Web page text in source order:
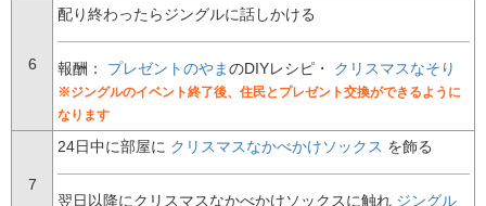
6
配り終わったらジングルに話しかける
報酬： プレゼントのやまのDIYレシピ・ クリスマスなそり
※ジングルのイベント終了後、住民とプレゼント交換ができるように
なります
7
24日中に部屋に クリスマスなかべかけソックス を飾る
翌日以降にクリスマスなかべかけソックスに触れ ジングル